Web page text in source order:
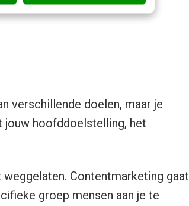
verschillende doelen, maar je
jouw hoofddoelstelling, het
Contentmarketing gaat
groep mensen aan je te